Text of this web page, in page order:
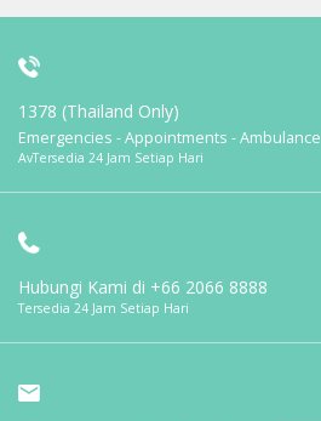
1378 (Thailand Only)
Emergencies - Appointments - Ambulance
AvTersedia 24 Jam Setiap Hari
Hubungi Kami di +66 2066 8888
Tersedia 24 Jam Setiap Hari